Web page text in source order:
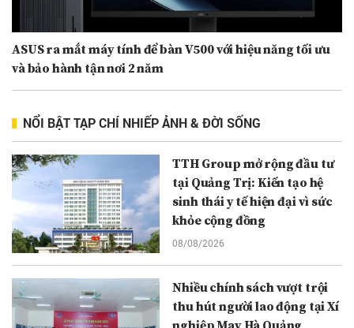
ASUS ra mắt máy tính để bàn V500 với hiệu năng tối ưu
và bảo hành tận nơi 2 năm
NỔI BẬT TẠP CHÍ NHIẾP ẢNH & ĐỜI SỐNG
TTH Group mở rộng đầu tư
tại Quảng Trị: Kiến tạo hệ
sinh thái y tế hiện đại vì sức
khỏe cộng đồng
08/08/2026
Nhiều chính sách vượt trội
thu hút người lao động tại Xí